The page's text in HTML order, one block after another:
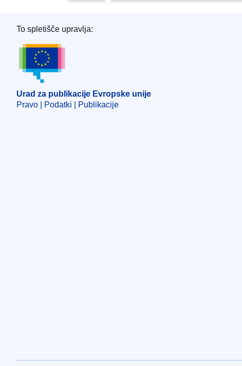
Urad za publikacije Evropske unije
To spletišče upravlja:
Urad za publikacije Evropske unije
Pravo | Podatki | Publikacije